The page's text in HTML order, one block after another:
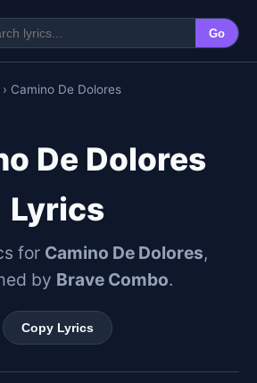
Go
› Camino De Dolores
De Dolores
Lyrics
for Camino De Dolores,
by Brave Combo.
Copy Lyrics